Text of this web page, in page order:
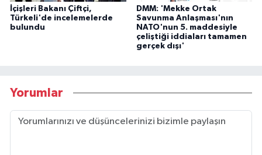
İçişleri Bakanı Çiftçi,
Türkeli'de incelemelerde
bulundu
DMM: 'Mekke Ortak
Savunma Anlaşması'nın
NATO'nun 5. maddesiyle
çeliştiği iddiaları tamamen
gerçek dışı'
Yorumlar